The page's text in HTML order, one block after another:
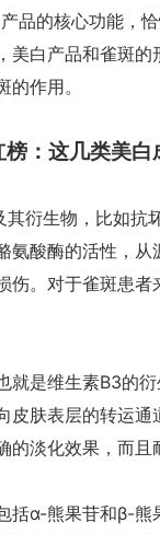
品的核心功能，
美白产品和雀斑
作用。
：这几类美
生物，比如抗
氨酸酶的活性，
伤。对于雀斑患
是维生素B3的衍
皮肤表层的转运
的淡化效果，而且
α-熊果苷和β-熊